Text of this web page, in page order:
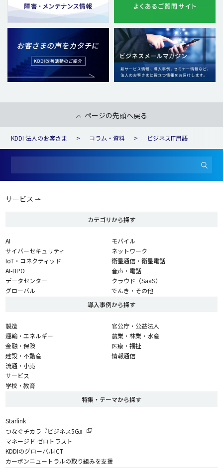
ページの先頭へ戻る
KDDI 法人のお客さま コラム・資料 ビジネスIT用語
サービス
カテゴリから探す
AI
サイバーセキュリティ
IoT・コネクティッド
AI-BPO
データセンター
グローバル
モバイル
ネットワーク
衛星通信・衛星電話
音声・電話
クラウド（SaaS）
でんき・その他
導入事例から探す
製造
運輸・エネルギー
金融・保険
建設・不動産
流通・小売
サービス
学校・教育
官公庁・公益法人
農業・林業・水産
医療・福祉
情報通信
特集・テーマから探す
Starlink
つなぐチカラ『ビジネス5G』
マネージド ゼロトラスト
KDDIのグローバルICT
カーボンニュートラルの取り組みを支援